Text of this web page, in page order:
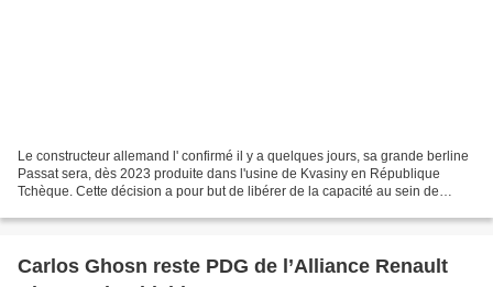
Le constructeur allemand l' confirmé il y a quelques jours, sa grande berline
Passat sera, dès 2023 produite dans l'usine de Kvasiny en République
Tchèque. Cette décision a pour but de libérer de la capacité au sein de
Carlos Ghosn reste PDG de l’Alliance Renault